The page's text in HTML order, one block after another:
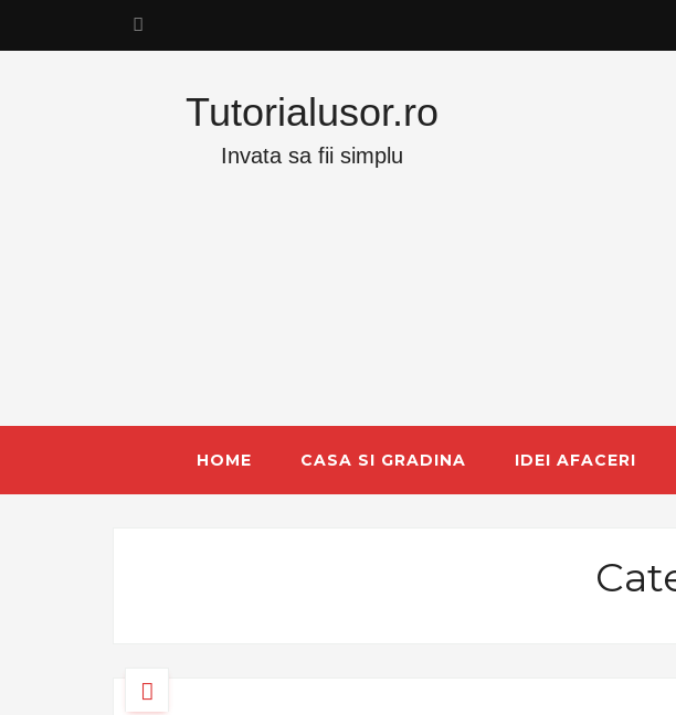
Tutorialusor.ro
Invata sa fii simplu
HOME CASA SI GRADINA IDEI AFACERI